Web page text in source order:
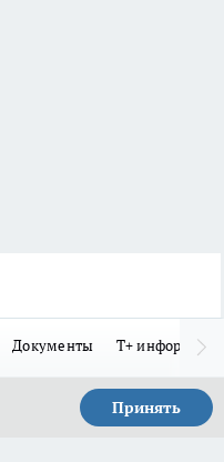
Документы Т+
Принять